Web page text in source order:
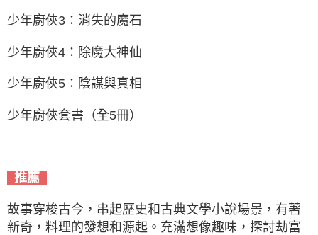
少年廚俠3：消失的魔石
少年廚俠4：除魔大神仙
少年廚俠5：陰謀與真相
少年廚俠套書（全5冊）
推薦
故事穿梭古今，串起歷史和古典文學小說場景，有著
新奇，料理的發想和源起。充滿想像趣味，探討劫富